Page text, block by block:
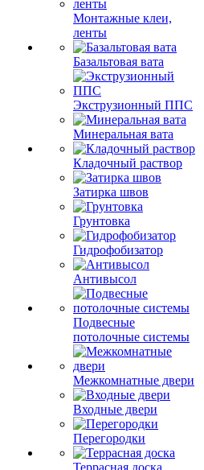
Монтажные клеи,
ленты
Базальтовая вата
Экструзионный ППС
Минеральная вата
Кладочный раствор
Затирка швов
Грунтовка
Гидрофобизатор
Антивысол
Подвесные
потолочные системы
Межкомнатные двери
Входные двери
Перегородки
Террасная доска